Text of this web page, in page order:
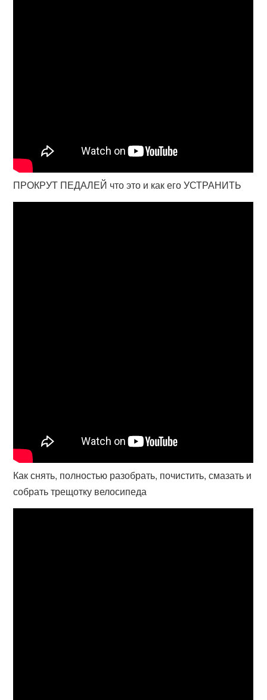
ПРОКРУТ ПЕДАЛЕЙ что это и как его УСТРАНИТЬ
Как снять, полностью разобрать, почистить, смазать и
собрать трещотку велосипеда